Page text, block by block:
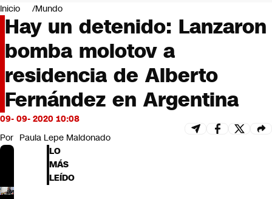
Negocios
Deportes
Programas completos
Cultura
Servicios
Bits
CNN Data
CNN tiempo
Futuro 360
Inicio Mundo
Hay un detenido: Lanzaron
bomba molotov a
residencia de Alberto
Fernández en Argentina
09- 09- 2020 10:08
Por Paula Lepe Maldonado
LO
MÁS
LEÍDO